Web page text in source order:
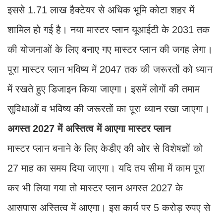
इससे 1.71 लाख हैक्टेयर से अधिक भूमि कोटा शहर में
शामिल हो गई है। नया मास्टर प्लान यूआईटी के 2031 तक
की योजनाओं के लिए बनाए गए मास्टर प्लान की जगह लेगा।
पूरा मास्टर प्लान भविष्य में 2047 तक की जरूरतों को ध्यान
में रखते हुए डिजाइन किया जाएगा। इसमें लोगों की तमाम
सुविधाओं व भविष्य की जरूरतों का पूरा ध्यान रखा जाएगा।
अगस्त 2027 में अस्तित्व में आएगा मास्टर प्लान
मास्टर प्लान बनाने के लिए केडीए की ओर से विशेषज्ञों को
27 माह का समय दिया जाएगा। यदि तय सीमा में काम पूरा
कर भी लिया गया तो मास्टर प्लान अगस्त 2027 के
आसपास अस्तित्व में आएगा। इस कार्य पर 5 करोड़ रुपए से